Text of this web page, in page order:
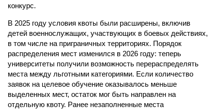
конкурс.
В 2025 году условия квоты были расширены, включив
детей военнослужащих, участвующих в боевых действиях,
в том числе на приграничных территориях. Порядок
распределения мест изменился в 2026 году: теперь
университеты получили возможность перераспределять
места между льготными категориями. Если количество
заявок на целевое обучение оказывалось меньше
выделенных мест, остаток мог быть направлен на
отдельную квоту. Ранее незаполненные места